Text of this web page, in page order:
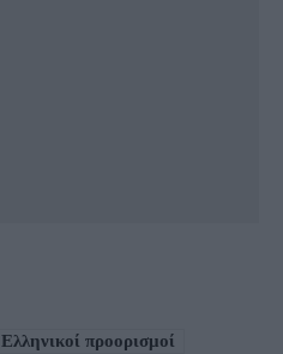
Ελληνικοί προορισμοί